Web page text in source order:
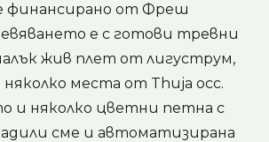
финансирано от Фреш
е с готови тревни
жив плет от лигуструм,
места от Thuja occ.
и няколко цветни петна с
сме и автоматизирана